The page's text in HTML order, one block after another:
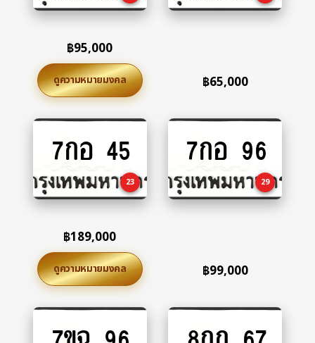
฿95,000
ดูความหมายมงคล ฿65,000
to
7กอ 45
23
฿189,000
ดูความหมายมงคล
to
7กอ 96
29
฿99,000